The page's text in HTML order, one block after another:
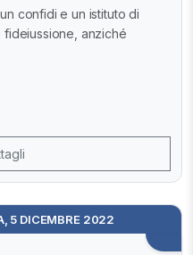
confidi e un istituto di
anziché
5 DICEMBRE 2022